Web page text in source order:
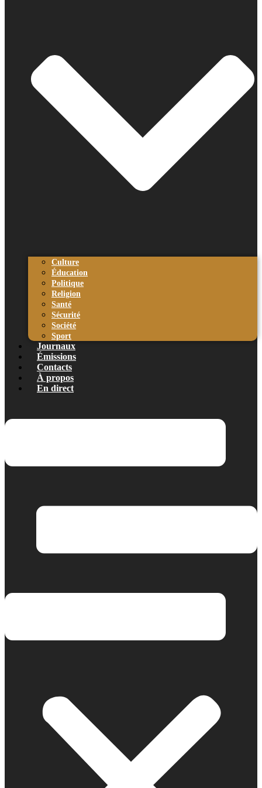
Culture
Éducation
Politique
Religion
Santé
Sécurité
Société
Sport
Journaux
Émissions
Contacts
À propos
En direct